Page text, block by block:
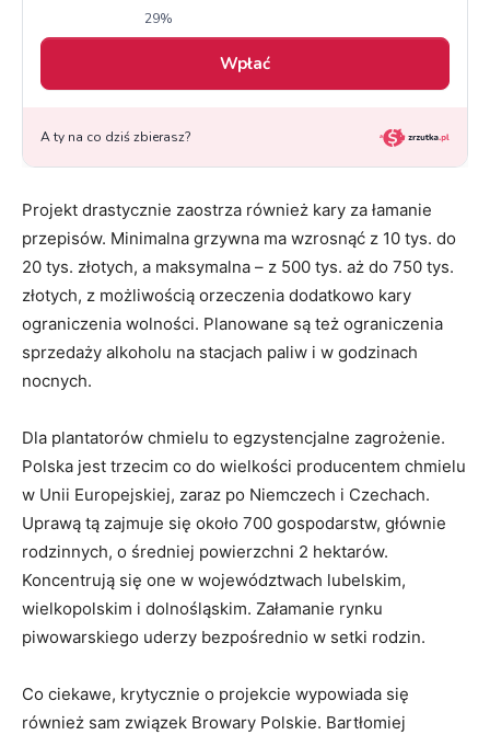
Projekt drastycznie zaostrza również kary za łamanie
przepisów. Minimalna grzywna ma wzrosnąć z 10 tys. do
20 tys. złotych, a maksymalna – z 500 tys. aż do 750 tys.
złotych, z możliwością orzeczenia dodatkowo kary
ograniczenia wolności. Planowane są też ograniczenia
sprzedaży alkoholu na stacjach paliw i w godzinach
nocnych.
Dla plantatorów chmielu to egzystencjalne zagrożenie.
Polska jest trzecim co do wielkości producentem chmielu
w Unii Europejskiej, zaraz po Niemczech i Czechach.
Uprawą tą zajmuje się około 700 gospodarstw, głównie
rodzinnych, o średniej powierzchni 2 hektarów.
Koncentrują się one w województwach lubelskim,
wielkopolskim i dolnośląskim. Załamanie rynku
piwowarskiego uderzy bezpośrednio w setki rodzin.
Co ciekawe, krytycznie o projekcie wypowiada się
również sam związek Browary Polskie. Bartłomiej